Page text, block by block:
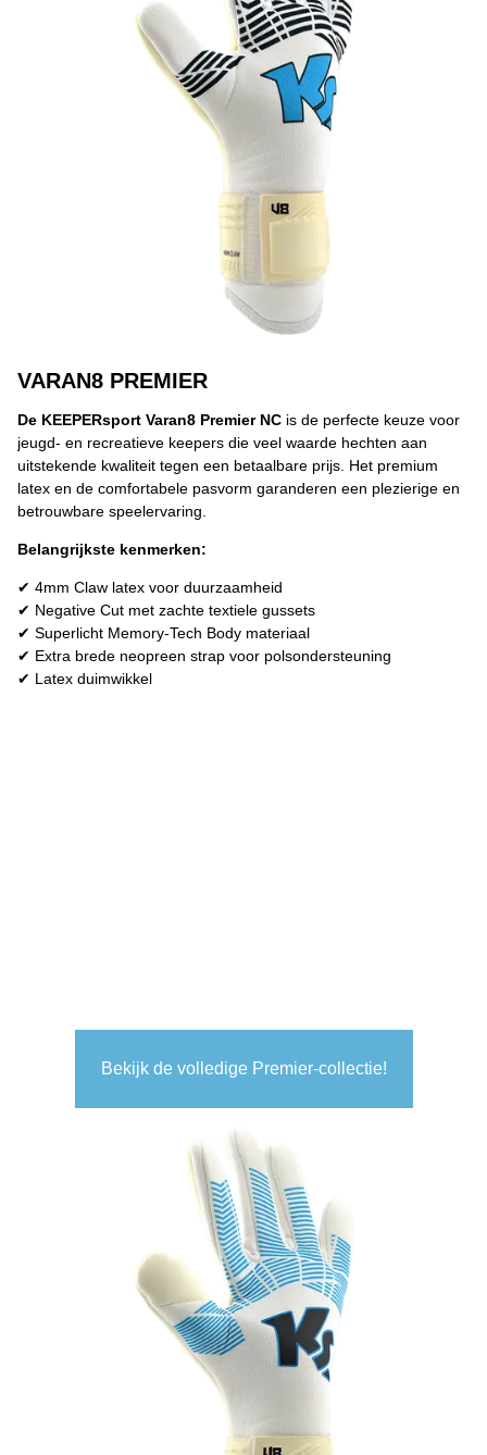
VARAN8 PREMIER
De KEEPERsport Varan8 Premier NC is de perfecte keuze voor
jeugd- en recreatieve keepers die veel waarde hechten aan
uitstekende kwaliteit tegen een betaalbare prijs. Het premium
latex en de comfortabele pasvorm garanderen een plezierige en
betrouwbare speelervaring.
Belangrijkste kenmerken:
✔ 4mm Claw latex voor duurzaamheid
✔ Negative Cut met zachte textiele gussets
✔ Superlicht Memory-Tech Body materiaal
✔ Extra brede neopreen strap voor polsondersteuning
✔ Latex duimwikkel
Bekijk de volledige Premier-collectie!